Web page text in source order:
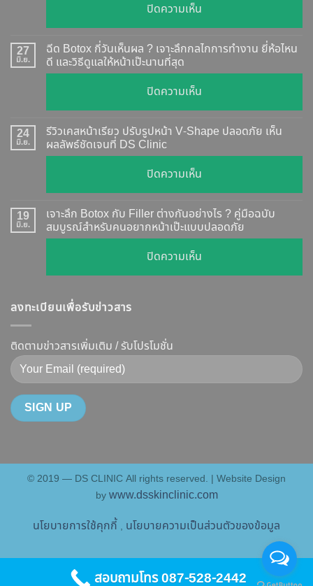
ปิดความเห็น
Botox
แท้
อย่างไร
อัปเดต
2026
ยี่ห้อ
แบบ
27
มิ.ย.
ฉีด Botox กี่วันเห็นผล ? เจาะลึกกลไกการทำงาน ยี่ห้อไหน
ดี และวิธีดูแลให้หน้าเป๊ะนานที่สุด
ปิดความเห็น
ฉีด
Botox
วัน
ผล
?
เจาะ
ดี
วิธี
นาน
ที่สุด
24
มิ.ย.
รีวิวเคสหน้าเรียว ปรับรูปหน้า V-Shape ปลอดภัย เห็น
ผลลัพธ์ชัดเจนที่ DS Clinic
ปิดความเห็น
รีวิว
เคส
หน้า
เรียว
รูป
ผลลัพธ์
19
มิ.ย.
เจาะลึก Botox กับ Filler ต่างกันอย่างไร ? คู่มือฉบับ
สมบูรณ์สำหรับคนอยากหน้าเป๊ะแบบปลอดภัย
ปิดความเห็น
เจาะ
ต่าง
สมบูรณ์
สำหรับ
คน
อยาก
แบบ
ลงทะเบียนเพื่อรับข่าวสาร
ติดตามข่าวสารเพิ่มเติม / รับโปรโมชั่น
© 2019 — DS CLINIC All rights reserved. | Website Design
bywww.dsskinclinic.com
นโยบายการใช้คุกกี้ , นโยบายความเป็นส่วนตัวของข้อมูล
สอบถามโทร 087-528-2442